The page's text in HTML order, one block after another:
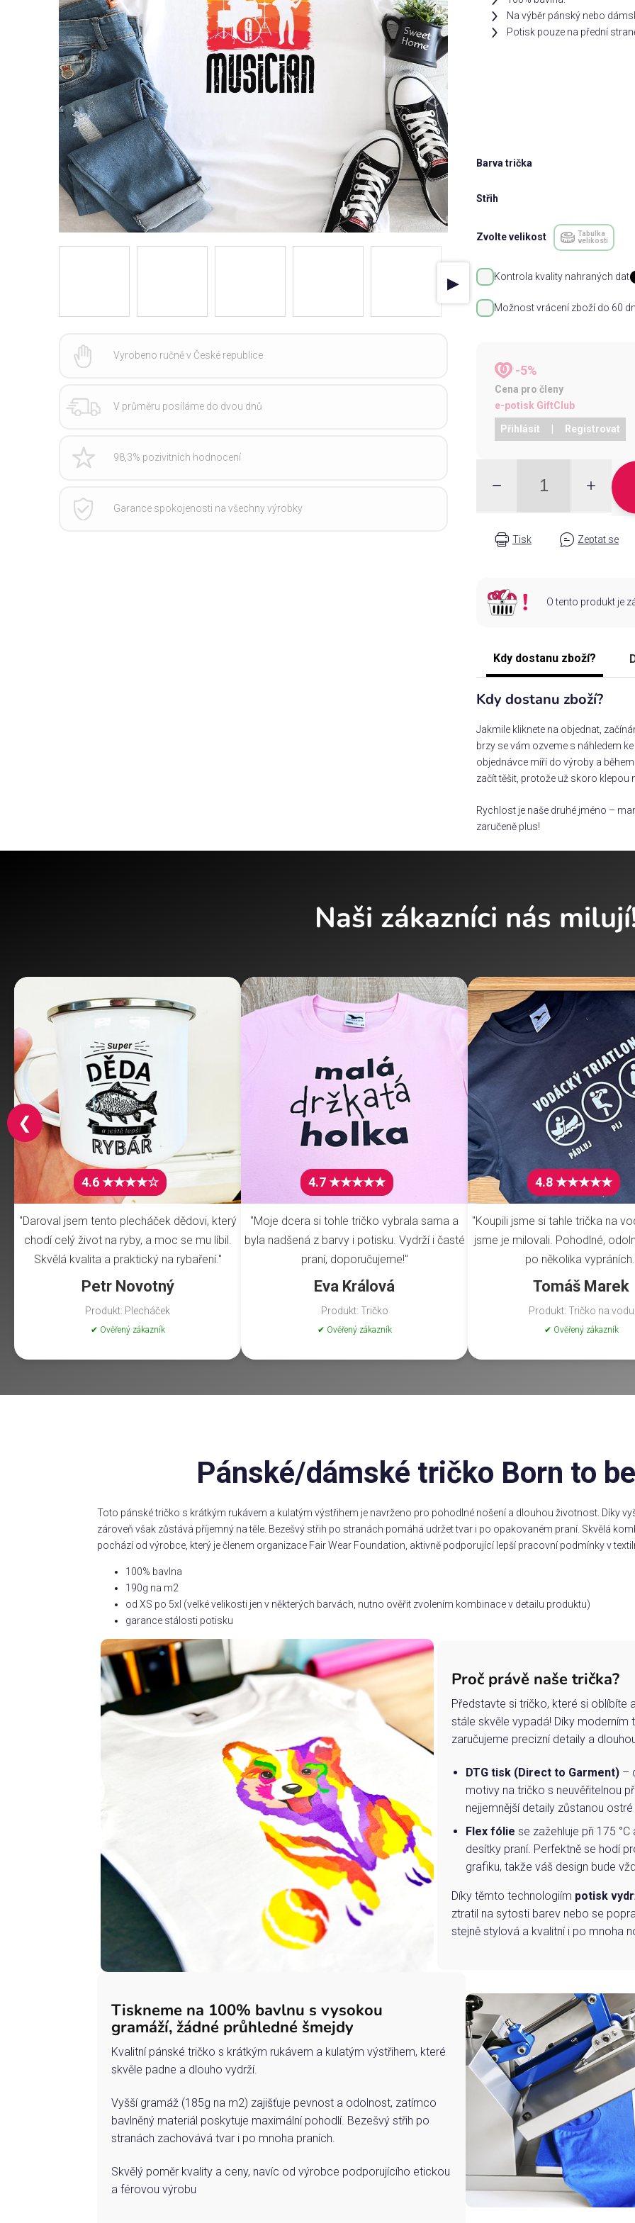
Na výběr pánský nebo
Potisk pouze na přední
Barva trička
Střih
Zvolte velikost
Tabulka
velikostí
Kontrola kvality nahraných dat
Možnost vrácení zboží do 60
-5%
Cena pro členy
e-potisk GiftClub
Přihlásit Registrovat
Tisk Zeptat se
O tento produkt je
Kdy dostanu zboží?
Kdy dostanu zboží?
Jakmile kliknete na objednat,
brzy se vám ozveme s náhledem
objednávce míří do výroby a
začít těšit, protože už skoro klepou
Rychlost je naše druhé jméno –
zaručeně plus!
▶
Vyrobeno ručně v České republice
V průměru posíláme do dvou dnů
98,3% pozivitních hodnocení
Garance spokojenosti na všechny výrobky
Naši zákazníci nás
4.6 ★★★★☆
"Daroval jsem tento plecháček dědovi, který
chodí celý život na ryby, a moc se mu líbil.
Skvělá kvalita a praktický na rybaření."
Petr Novotný
Produkt: Plecháček
✔ Ověřený zákazník
4.7 ★★★★★
"Moje dcera si tohle tričko vybrala sama a
byla nadšená z barvy i potisku. Vydrží i časté
praní, doporučujeme!"
Eva Králová
Produkt: Tričko
✔ Ověřený zákazník
4.8 ★★★★★
"Koupili jsme si tahle trička na
jsme je milovali. Pohodlné,
po několika
Tomáš Marek
Produkt: Tričko na vodu
✔ Ověřený zákazník
❮
Pánské/dámské tričko Born to
Toto pánské tričko s krátkým rukávem a kulatým výstřihem je navrženo pro pohodlné nošení a dlouhou životnost. Díky
zároveň však zůstává příjemný na těle. Bezešvý střih po stranách pomáhá udržet tvar i po opakovaném praní. Skvělá
pochází od výrobce, který je členem organizace Fair Wear Foundation, aktivně podporující lepší pracovní podmínky v
100% bavlna
190g na m2
od XS po 5xl (velké velikosti jen v některých barvách, nutno ověřit zvolením kombinace v detailu produktu)
garance stálosti potisku
Proč právě naše trička?
Představte si tričko, které si oblíbíte
stále skvěle vypadá! Díky moderním
zaručujeme precizní detaily a
DTG tisk (Direct to Garment)–
motivy na tričko s neuvěřitelnou
nejjemnější detaily zůstanou
Flex fólie se zažehluje při 175
desítky praní. Perfektně se hodí
grafiku, takže váš design bude
Díky těmto technologiím potisk
ztratil na sytosti barev nebo se
stejně stylová a kvalitní i po mnoha
Tiskneme na 100% bavlnu s vysokou
gramáží, žádné průhledné šmejdy
Kvalitní pánské tričko s krátkým rukávem a kulatým výstřihem, které
skvěle padne a dlouho vydrží.
Vyšší gramáž (185g na m2) zajišťuje pevnost a odolnost, zatímco
bavlněný materiál poskytuje maximální pohodlí. Bezešvý střih po
stranách zachovává tvar i po mnoha praních.
Skvělý poměr kvality a ceny, navíc od výrobce podporujícího etickou
a férovou výrobu